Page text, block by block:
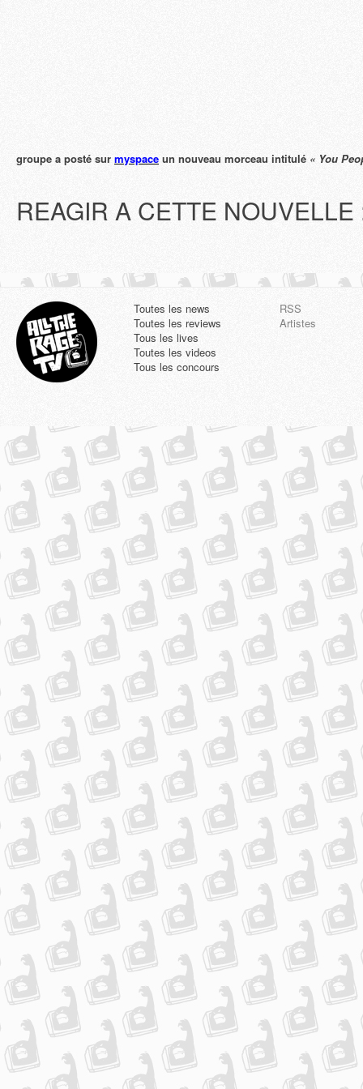
groupe a posté sur myspace un nouveau morceau intitulé « You
REAGIR A CETTE NOUVELLE
Toutes les news
Toutes les reviews
Tous les lives
Toutes les videos
Tous les concours
RSS
Artistes